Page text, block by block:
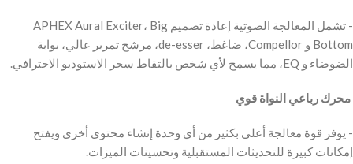
‫- تشمل المعالجة الصوتية إعادة تصميم APHEX Aural Exciter، Big
Bottom و Compellor، ضاغط، de-esser، مرشح تمرير عالي، بوابة
الضوضاء و EQ، مما يسمح لأي شخص بالتقاط سحر الاستوديو الاحترافي.
‫ محرك رباعي النواة قوي
‫- يوفر قوة معالجة أعلى بكثير من أي وحدة إنشاء محتوى أخرى ويفتح
إمكانات كبيرة للتحديثات المستقبلية وتحسينات الميزات.